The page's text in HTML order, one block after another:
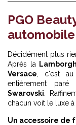
PGO
automobile
Décidément plus
Après la
Versace , c'est
entièrement
Swarovski .
chacun voit le luxe à
Un accessoire de